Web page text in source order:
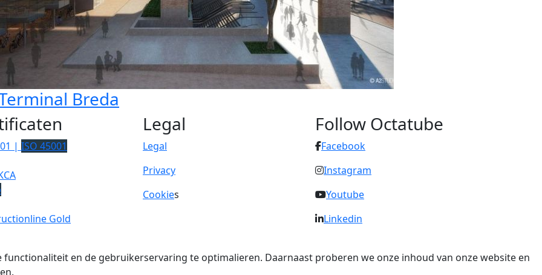
Breda
| ISO 45001
Gold
Legal
Legal
Privacy
Cookies
Follow Octatube
Facebook
Instagram
Youtube
Linkedin
en de gebruikerservaring te optimalieren. Daarnaast proberen we onze inhoud van onze website en